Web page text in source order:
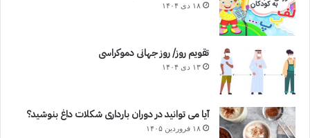
۱۸ دی ۱۴۰۴
تقویم روز/ روز جهانی دموکراسی
۱۳ دی ۱۴۰۴
آیا می توانید در دوران بارداری شکلات داغ بنوشید؟
۱۸ فروردین ۱۴۰۵